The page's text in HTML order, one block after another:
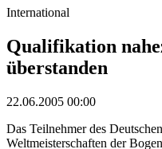
International
Qualifikation
überstanden
22.06.2005 00:00
Das Teilnehmer des
Weltmeisterschaften der